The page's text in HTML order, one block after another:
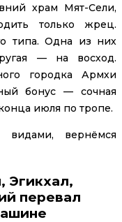
храм Мят-Сели,
только жрец.
типа. Одна из них
— на восход.
городка Армхи
бонус — сочная
июля по тропе.
видами, вернёмся
Эгикхал,
перевал